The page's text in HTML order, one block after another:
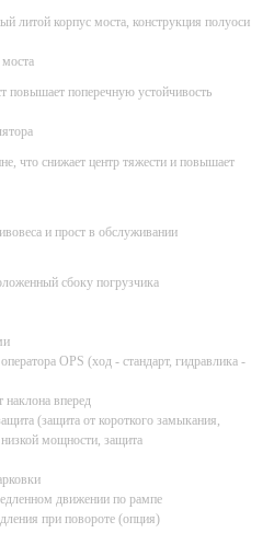
литой корпус моста, конструкция полуоси
повышает поперечную устойчивость
что снижает центр тяжести и повышает
и прост в обслуживании
сбоку погрузчика
OPS (ход - стандарт, гидравлика -
вперед
(защита от короткого замыкания,
мощности, защита
движении по рампе
при повороте (опция)